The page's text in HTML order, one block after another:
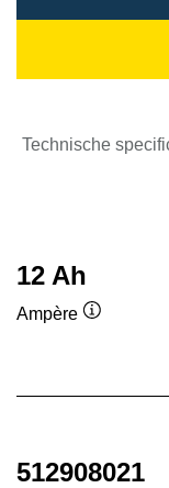
Technische
12 Ah
Ampère
tool
512908021